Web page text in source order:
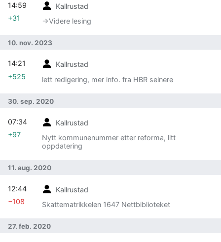
Kallrustad
→‎Videre lesing
14:59
+31
10. nov. 2023
Kallrustad
lett redigering, mer info. fra HBR seinere
14:21
+525
30. sep. 2020
Kallrustad
Nytt kommunenummer etter reforma, litt
oppdatering
07:34
+97
11. aug. 2020
Kallrustad
Skattematrikkelen 1647 Nettbiblioteket
12:44
−108
27. feb. 2020